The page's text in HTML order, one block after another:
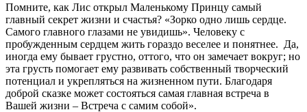
Помните, как Лис открыл Маленькому Принцу самый
главный секрет жизни и счастья? «Зорко одно лишь сердце.
Самого главного глазами не увидишь». Человеку с
пробужденным сердцем жить гораздо веселее и понятнее. Да,
иногда ему бывает грустно, оттого, что он замечает вокруг; но
эта грусть помогает ему развивать собственный творческий
потенциал и укрепляться на жизненном пути. Благодаря
доброй сказке может состояться самая главная встреча в
Вашей жизни – Встреча с самим собой».